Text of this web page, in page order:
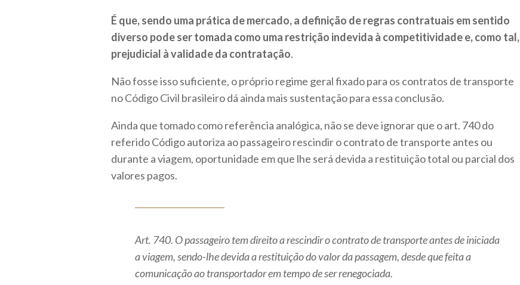
É que, sendo uma prática de mercado, a definição de regras contratuais em sentido
diverso pode ser tomada como uma restrição indevida à competitividade e, como tal,
prejudicial à validade da contratação.
Não fosse isso suficiente, o próprio regime geral fixado para os contratos de transporte
no Código Civil brasileiro dá ainda mais sustentação para essa conclusão.
Ainda que tomado como referência analógica, não se deve ignorar que o art. 740 do
referido Código autoriza ao passageiro rescindir o contrato de transporte antes ou
durante a viagem, oportunidade em que lhe será devida a restituição total ou parcial dos
valores pagos.
Art. 740. O passageiro tem direito a rescindir o contrato de transporte antes de iniciada
a viagem, sendo-lhe devida a restituição do valor da passagem, desde que feita a
comunicação ao transportador em tempo de ser renegociada.